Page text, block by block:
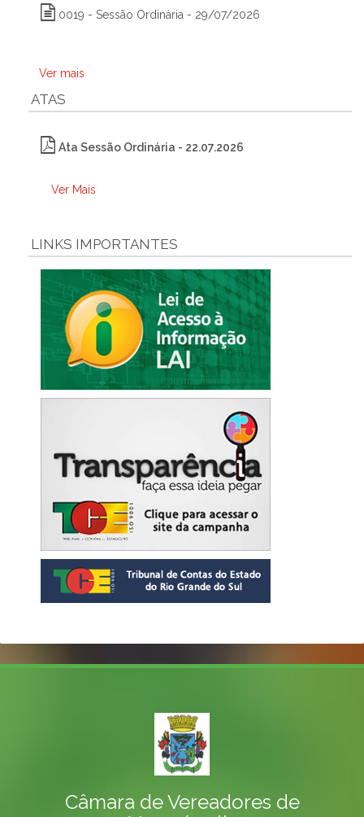
0019 - Sessão Ordinária - 29/07/2026
Ver mais
ATAS
Ata Sessão Ordinária - 22.07.2026
Ver Mais
LINKS IMPORTANTES
Câmara de Vereadores de